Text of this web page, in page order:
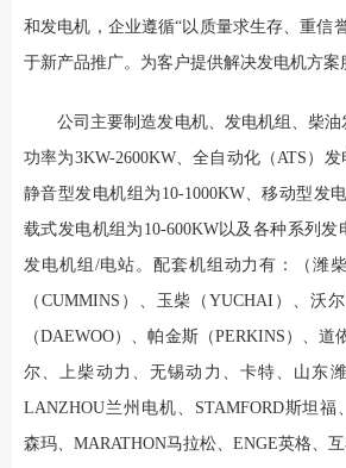
和发电机，企业遵循“以质量求生存、重信
于新产品推广。为客户提供解决发电机方案
公司主要制造发电机、发电机组、柴油
功率为3KW-2600KW、全自动化（ATS）发
静音型发电机组为10-1000KW、移动型发
载式发电机组为10-600KW以及各种系列发
发电机组/电站。配套机组动力有：（潍
（CUMMINS）、玉柴（YUCHAI）、沃
（DAEWOO）、帕金斯（PERKINS）、
尔、上柴动力、无锡动力、卡特、山东
LANZHOU兰州电机、STAMFORD斯坦福
森玛、MARATHON马拉松、ENGE英格、互